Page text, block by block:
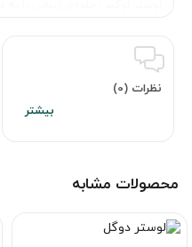
نظرات (0)
محصولات مشابه